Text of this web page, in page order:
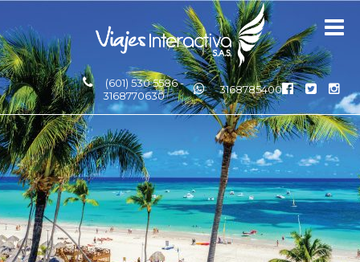
(601) 530 5586 -
3168770630
3168785400